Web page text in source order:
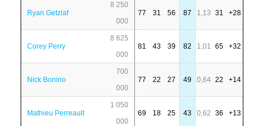
Ryan Getzlaf
8 250
000
77 31 56 87 1,13 31 +28
Corey Perry
8 625
000
81 43 39 82 1,01 65 +32
Nick Bonino
700
000
77 22 27 49 0,64 22 +14
Mathieu Perreault
1 050
000
69 18 25 43 0,62 36 +13